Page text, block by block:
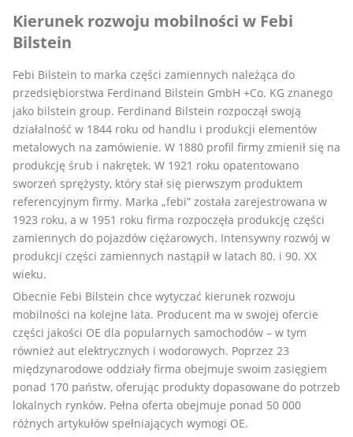
Kierunek rozwoju mobilności w Febi
Bilstein
Febi Bilstein to marka części zamiennych należąca do
przedsiębiorstwa Ferdinand Bilstein GmbH +Co. KG znanego
jako bilstein group. Ferdinand Bilstein rozpoczął swoją
działalność w 1844 roku od handlu i produkcji elementów
metalowych na zamówienie. W 1880 profil firmy zmienił się na
produkcję śrub i nakrętek. W 1921 roku opatentowano
sworzeń sprężysty, który stał się pierwszym produktem
referencyjnym firmy. Marka „febi” została zarejestrowana w
1923 roku, a w 1951 roku firma rozpoczęła produkcję części
zamiennych do pojazdów ciężarowych. Intensywny rozwój w
produkcji części zamiennych nastąpił w latach 80. i 90. XX
wieku.
Obecnie Febi Bilstein chce wytyczać kierunek rozwoju
mobilności na kolejne lata. Producent ma w swojej ofercie
części jakości OE dla popularnych samochodów – w tym
również aut elektrycznych i wodorowych. Poprzez 23
międzynarodowe oddziały firma obejmuje swoim zasięgiem
ponad 170 państw, oferując produkty dopasowane do potrzeb
lokalnych rynków. Pełna oferta obejmuje ponad 50 000
różnych artykułów spełniających wymogi OE.